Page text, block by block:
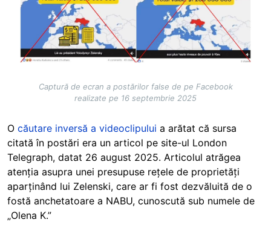
Captură de ecran a postărilor false de pe Facebook
realizate pe 16 septembrie 2025
O căutare inversă a videoclipului a arătat că sursa
citată în postări era un articol pe site-ul London
Telegraph, datat 26 august 2025. Articolul atrăgea
atenția asupra unei presupuse rețele de proprietăți
aparținând lui Zelenski, care ar fi fost dezvăluită de o
fostă anchetatoare a NABU, cunoscută sub numele de
„Olena K.”